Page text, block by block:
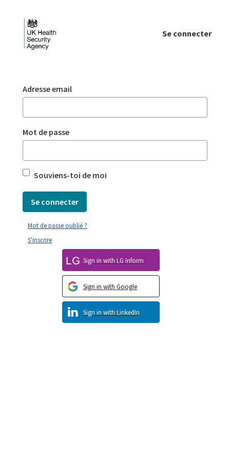
Se connecter
Authentification
Adresse email
Mot de passe
Souviens-toi de moi
Se connecter
Sign in with LinkedIn
Sign in with Google
Sign in with LG Inform
S'inscrire
Mot de passe oublié ?